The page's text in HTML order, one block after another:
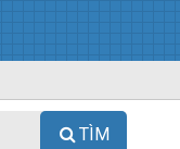
TÌM